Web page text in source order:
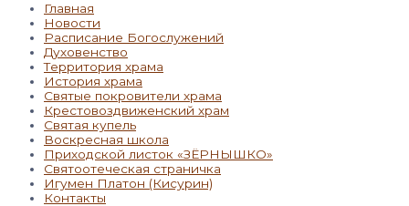
Главная
Новости
Расписание Богослужений
Духовенство
Территория храма
История храма
Святые покровители храма
Крестовоздвиженский храм
Святая купель
Воскресная школа
Приходской листок «ЗЁРНЫШКО»
Святоотеческая страничка
Игумен Платон (Кисурин)
Контакты